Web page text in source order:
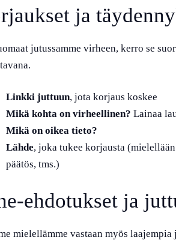
ja
jutussamme virheen, kerro se
Linkki juttuun, jota korjaus koskee
Mikä kohta on virheellinen? Lainaa
Mikä on oikea tieto?
Lähde, joka tukee korjausta
päätös, tms.)
ehdotukset ja
mielellämme vastaan myös